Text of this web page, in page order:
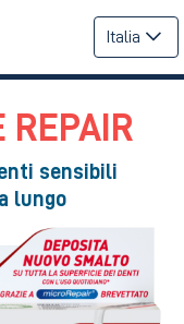
Italia
REPAIR
sensibili
lungo